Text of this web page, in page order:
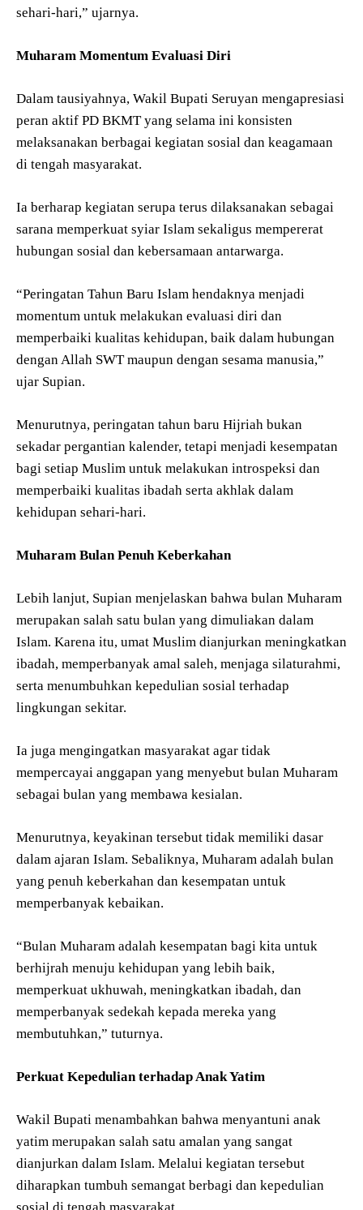
sehari-hari,” ujarnya.
Muharam Momentum Evaluasi Diri
Dalam tausiyahnya, Wakil Bupati Seruyan mengapresiasi
peran aktif PD BKMT yang selama ini konsisten
melaksanakan berbagai kegiatan sosial dan keagamaan
di tengah masyarakat.
Ia berharap kegiatan serupa terus dilaksanakan sebagai
sarana memperkuat syiar Islam sekaligus mempererat
hubungan sosial dan kebersamaan antarwarga.
“Peringatan Tahun Baru Islam hendaknya menjadi
momentum untuk melakukan evaluasi diri dan
memperbaiki kualitas kehidupan, baik dalam hubungan
dengan Allah SWT maupun dengan sesama manusia,”
ujar Supian.
Menurutnya, peringatan tahun baru Hijriah bukan
sekadar pergantian kalender, tetapi menjadi kesempatan
bagi setiap Muslim untuk melakukan introspeksi dan
memperbaiki kualitas ibadah serta akhlak dalam
kehidupan sehari-hari.
Muharam Bulan Penuh Keberkahan
Lebih lanjut, Supian menjelaskan bahwa bulan Muharam
merupakan salah satu bulan yang dimuliakan dalam
Islam. Karena itu, umat Muslim dianjurkan meningkatkan
ibadah, memperbanyak amal saleh, menjaga silaturahmi,
serta menumbuhkan kepedulian sosial terhadap
lingkungan sekitar.
Ia juga mengingatkan masyarakat agar tidak
mempercayai anggapan yang menyebut bulan Muharam
sebagai bulan yang membawa kesialan.
Menurutnya, keyakinan tersebut tidak memiliki dasar
dalam ajaran Islam. Sebaliknya, Muharam adalah bulan
yang penuh keberkahan dan kesempatan untuk
memperbanyak kebaikan.
“Bulan Muharam adalah kesempatan bagi kita untuk
berhijrah menuju kehidupan yang lebih baik,
memperkuat ukhuwah, meningkatkan ibadah, dan
memperbanyak sedekah kepada mereka yang
membutuhkan,” tuturnya.
Perkuat Kepedulian terhadap Anak Yatim
Wakil Bupati menambahkan bahwa menyantuni anak
yatim merupakan salah satu amalan yang sangat
dianjurkan dalam Islam. Melalui kegiatan tersebut
diharapkan tumbuh semangat berbagi dan kepedulian